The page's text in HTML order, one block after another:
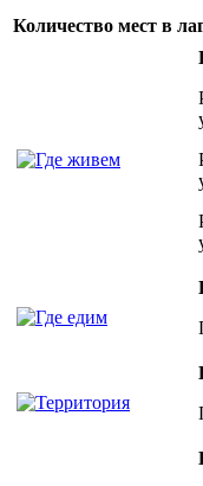
Количество мест в